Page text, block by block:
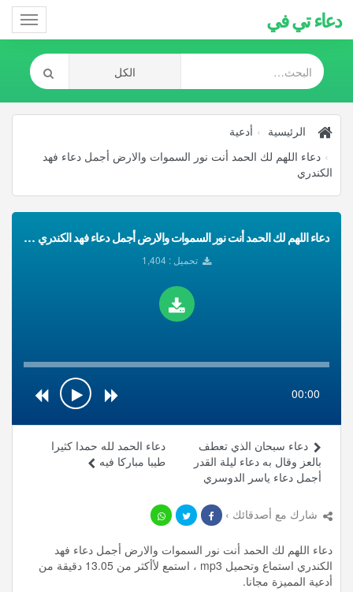
دعاء تي في
الرئيسية
أدعية
دعاء اللهم لك الحمد أنت نور السموات والارض أجمل دعاء فهد
الكندري
دعاء اللهم لك الحمد أنت نور السموات والارض أجمل دعاء فهد الكندري تحميل Mp3
تحميل : 1,404
00:00
دعاء الحمد لله حمدا كثيرا
طيبا مباركا فيه
دعاء سبحان الذي تعطف
بالعز وقال به دعاء ليلة القدر
أجمل دعاء ياسر الدوسري
شارك مع أصدقائك ›
دعاء اللهم لك الحمد أنت نور السموات والارض أجمل دعاء فهد
الكندري استماع وتحميل mp3 ، استمع لأأكثر من 13.05 دقيقة من
أدعية المميزة مجانا.